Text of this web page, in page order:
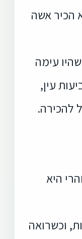
הכיר אשה
עימה
עין,
להכירה.
היא
וכשרואה